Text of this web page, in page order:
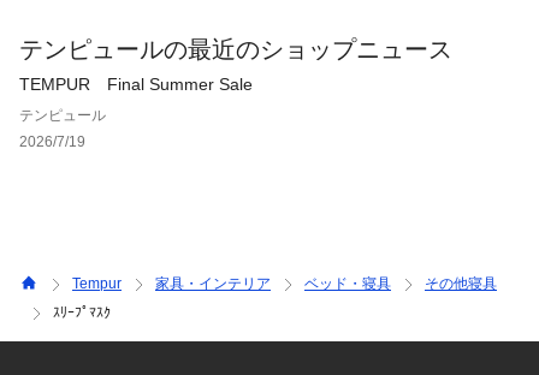
テンピュールの最近のショップニュース
TEMPUR Final Summer Sale
テンピュール
2026/7/19
Tempur 家具・インテリア ベッド・寝具
その他寝具
ｽﾘｰﾌﾟﾏｽｸ